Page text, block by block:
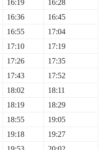
16:19
16:28
16:36
16:45
16:55
17:04
17:10
17:19
17:26
17:35
17:43
17:52
18:02
18:11
18:19
18:29
18:55
19:05
19:18
19:27